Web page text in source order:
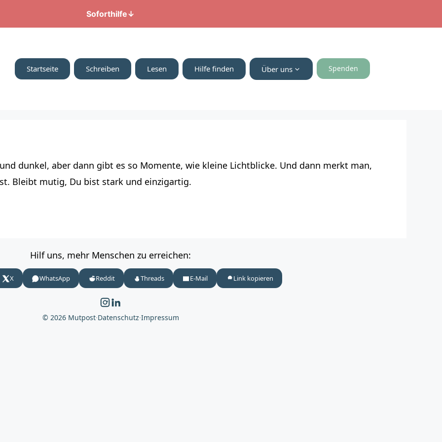
Soforthilfe↓
Startseite Schreiben Lesen Hilfe finden Über uns Spenden
dunkel, aber dann gibt es so Momente, wie kleine Lichtblicke. Und dann merkt man,
Bleibt mutig, Du bist stark und einzigartig.
Hilf uns, mehr Menschen zu erreichen:
X WhatsApp Reddit Threads E-Mail Link kopieren
© 2026 Mutpost·Datenschutz·Impressum